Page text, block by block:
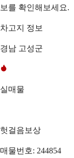
보를 확인해보세요.
차고지 정보
경남 고성군
실매물
헛걸음보상
매물번호: 244854